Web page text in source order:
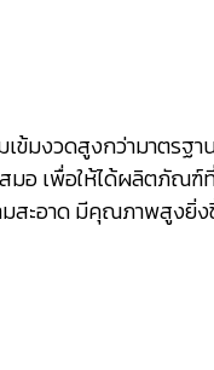
มงวดสูงกว่ามาตรฐาน
อ เพื่อให้ได้ผลิตภัณฑ์
ะอาด มีคุณภาพสูงยิ่ง